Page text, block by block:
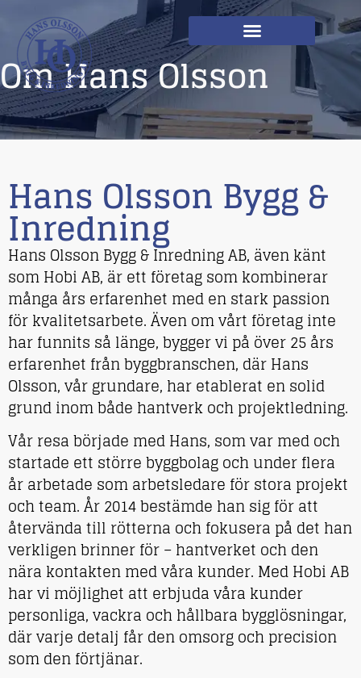
Om Hans Olsson
Hans Olsson Bygg &
Inredning
Hans Olsson Bygg & Inredning AB, även känt
som Hobi AB, är ett företag som kombinerar
många års erfarenhet med en stark passion
för kvalitetsarbete. Även om vårt företag inte
har funnits så länge, bygger vi på över 25 års
erfarenhet från byggbranschen, där Hans
Olsson, vår grundare, har etablerat en solid
grund inom både hantverk och projektledning.
Vår resa började med Hans, som var med och
startade ett större byggbolag och under flera
år arbetade som arbetsledare för stora projekt
och team. År 2014 bestämde han sig för att
återvända till rötterna och fokusera på det han
verkligen brinner för – hantverket och den
nära kontakten med våra kunder. Med Hobi AB
har vi möjlighet att erbjuda våra kunder
personliga, vackra och hållbara bygglösningar,
där varje detalj får den omsorg och precision
som den förtjänar.